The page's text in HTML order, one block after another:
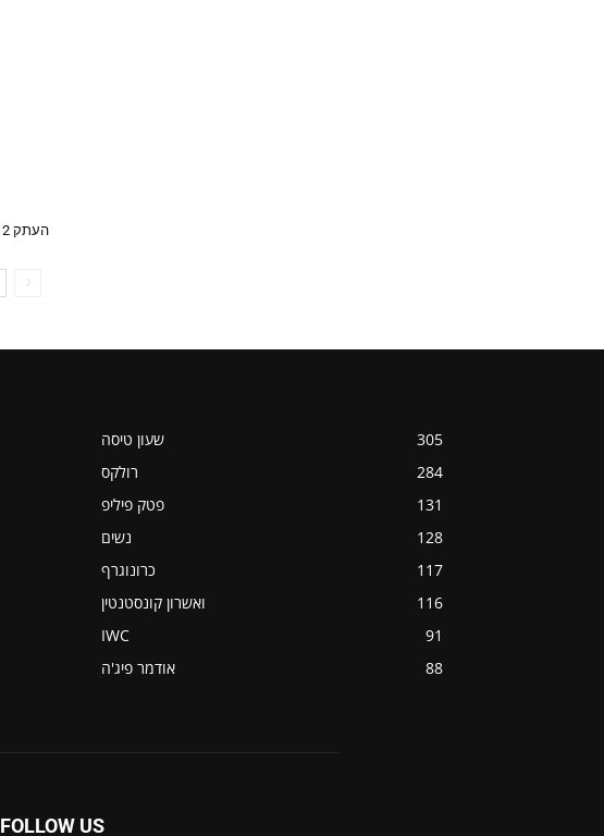
העתק Panerai PAM1312
שעון טיסה
305
רולקס
284
פטק פיליפ
131
נשים
128
כרונוגרף
117
ואשרון קונסטנטין
116
IWC
91
אודמר פיג'ה
88
FOLLOW US